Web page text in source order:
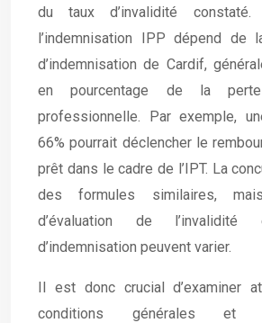
du taux d’invalidité
l’indemnisation IPP dépend de
d’indemnisation de Cardif,
en pourcentage de la
professionnelle. Par exemple,
66% pourrait déclencher le
prêt dans le cadre de l’IPT. La
des formules similaires,
d’évaluation de
d’indemnisation peuvent varier.
Il est donc crucial d’examiner
conditions générales et